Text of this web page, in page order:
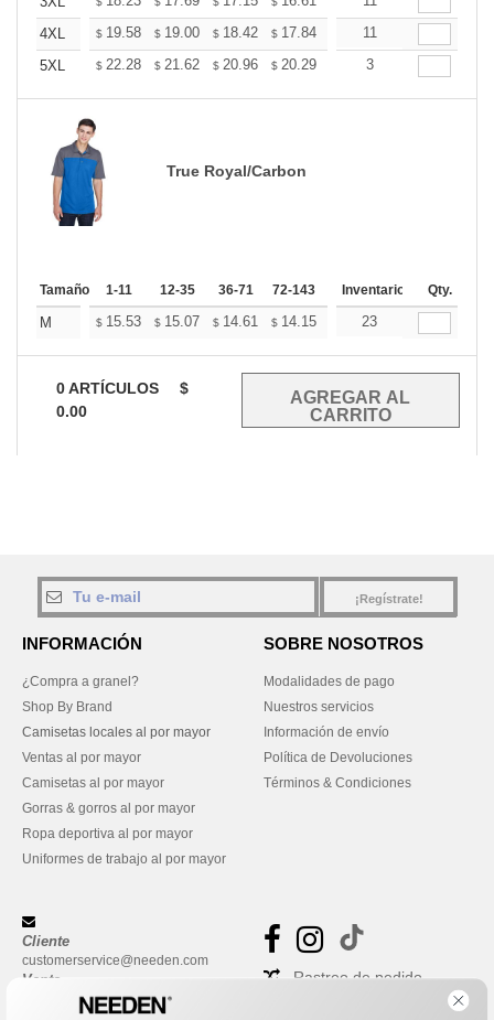
4XL
$ 19.58 $ 19.00 $ 18.42 $ 17.84 17.26
11
5XL
$ 22.28 $ 21.62 $ 20.96 $ 20.29 19.63
3
True Royal/Carbon
Tamaño 1-11 12-35 36-71 72-143 144-287 288 +
Inventario Qty.
M $ 15.53 $ 15.07 $ 14.61 $ 14.15 13.68
23
0ARTÍCULOS
$
0.00
¡Regístrate!
INFORMACIÓN
¿Compra a granel?
Shop By Brand
Camisetas locales al por mayor
Ventas al por mayor
Camisetas al por mayor
Gorras & gorros al por mayor
Ropa deportiva al por mayor
Uniformes de trabajo al por mayor
SOBRE NOSOTROS
Modalidades de pago
Nuestros servicios
Información de envío
Política de Devoluciones
Términos & Condiciones
Cliente
customerservice@needen.com
Venta
sales@needen.com
Rastreo de pedido